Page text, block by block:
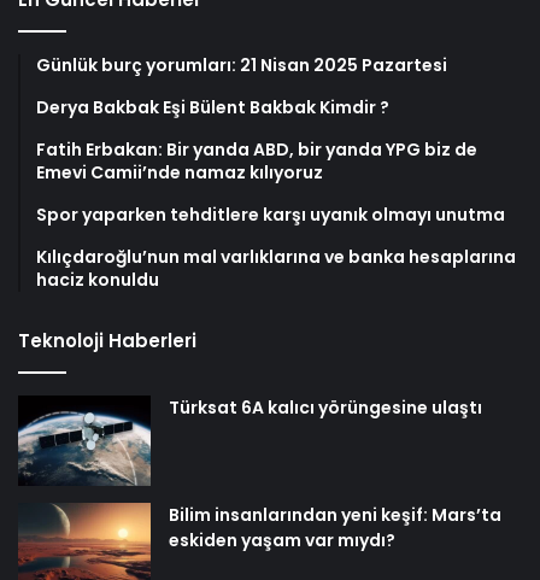
Günlük burç yorumları: 21 Nisan 2025 Pazartesi
Derya Bakbak Eşi Bülent Bakbak Kimdir ?
Fatih Erbakan: Bir yanda ABD, bir yanda YPG biz de
Emevi Camii’nde namaz kılıyoruz
Spor yaparken tehditlere karşı uyanık olmayı unutma
Kılıçdaroğlu’nun mal varlıklarına ve banka hesaplarına
haciz konuldu
Teknoloji Haberleri
Türksat 6A kalıcı yörüngesine ulaştı
Bilim insanlarından yeni keşif: Mars’ta
eskiden yaşam var mıydı?